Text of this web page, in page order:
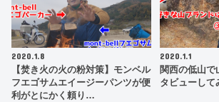
2020.1.8
【焚き火の火の粉対策】モンベル
フエゴサムエイージーパンツが便
利がとにかく頼り…
2020.1.1
関西の低山で
タビューして